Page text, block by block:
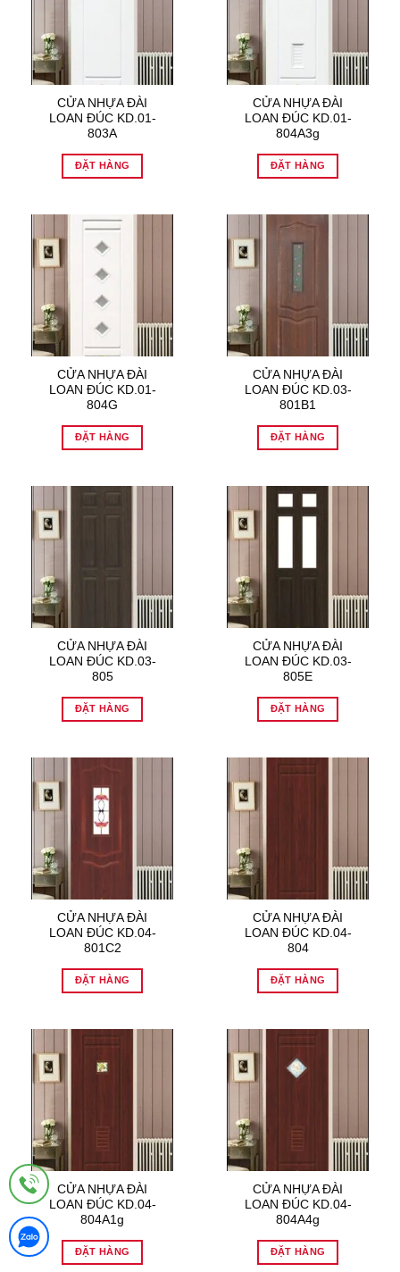
CỬA NHỰA ĐÀI
LOAN ĐÚC KD.01-
803A
ĐẶT HÀNG
CỬA NHỰA ĐÀI
LOAN ĐÚC KD.01-
804A3g
ĐẶT HÀNG
CỬA NHỰA ĐÀI
LOAN ĐÚC KD.01-
804G
ĐẶT HÀNG
CỬA NHỰA ĐÀI
LOAN ĐÚC KD.03-
801B1
ĐẶT HÀNG
CỬA NHỰA ĐÀI
LOAN ĐÚC KD.03-
805
ĐẶT HÀNG
CỬA NHỰA ĐÀI
LOAN ĐÚC KD.03-
805E
ĐẶT HÀNG
CỬA NHỰA ĐÀI
LOAN ĐÚC KD.04-
801C2
ĐẶT HÀNG
CỬA NHỰA ĐÀI
LOAN ĐÚC KD.04-
804
ĐẶT HÀNG
CỬA NHỰA ĐÀI
LOAN ĐÚC KD.04-
804A1g
ĐẶT HÀNG
CỬA NHỰA ĐÀI
LOAN ĐÚC KD.04-
804A4g
ĐẶT HÀNG